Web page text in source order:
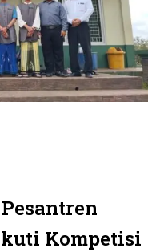
Kompetisi